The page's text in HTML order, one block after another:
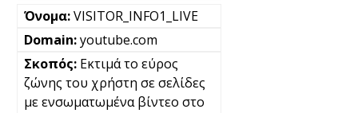
VISITOR_INFO1_LIVE
youtube.com
Εκτιμά το εύρος
ζώνης του χρήστη σε σελίδες
με ενσωματωμένα βίντεο στο